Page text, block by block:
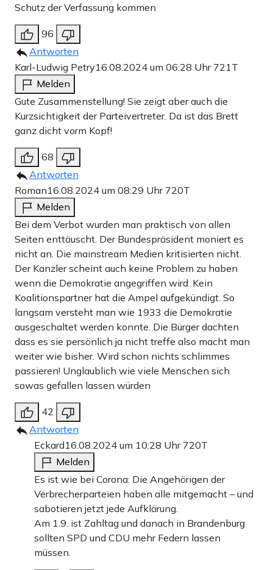
Schutz der Verfassung kommen
96
Antworten
Karl-Ludwig Petry16.08.2024 um 06:28 Uhr 721T
Melden
Gute Zusammenstellung! Sie zeigt aber auch die
Kurzsichtigkeit der Parteivertreter. Da ist das Brett
ganz dicht vorm Kopf!
68
Antworten
Roman16.08.2024 um 08:29 Uhr 720T
Melden
Bei dem Verbot wurden man praktisch von allen
Seiten enttäuscht. Der Bundespräsident moniert es
nicht an. Die mainstream Medien kritisierten nicht.
Der Kanzler scheint auch keine Problem zu haben
wenn die Demokratie angegriffen wird. Kein
Koalitionspartner hat die Ampel aufgekündigt. So
langsam versteht man wie 1933 die Demokratie
ausgeschaltet werden konnte. Die Bürger dachten
dass es sie persönlich ja nicht treffe also macht man
weiter wie bisher. Wird schon nichts schlimmes
passieren! Unglaublich wie viele Menschen sich
sowas gefallen lassen würden
42
Antworten
Eckard16.08.2024 um 10:28 Uhr 720T
Melden
Es ist wie bei Corona: Die Angehörigen der
Verbrecherparteien haben alle mitgemacht – und
sabotieren jetzt jede Aufklärung.
Am 1.9. ist Zahltag und danach in Brandenburg
sollten SPD und CDU mehr Federn lassen
müssen.